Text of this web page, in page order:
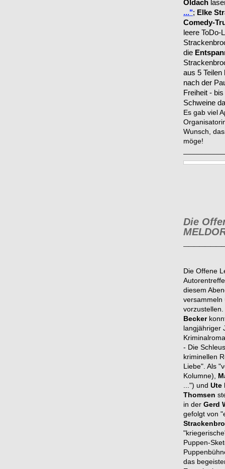
Oldach
..."; Elke
Comedy-
leere ToDo-
die
aus 5
nach der
Freiheit -
Schweine
Es gab viel
Wunsch,
möge!
Die
Die Offene
diesem
versammeln
Becker
langjähriger
- Die
kriminellen
Liebe". Als
Kolumne),
...") und Ute
Thomsen
in der Gerd
gefolgt von
Puppen-
das